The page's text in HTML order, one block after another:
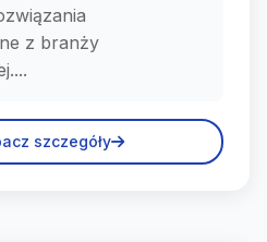
z branży
szczegóły